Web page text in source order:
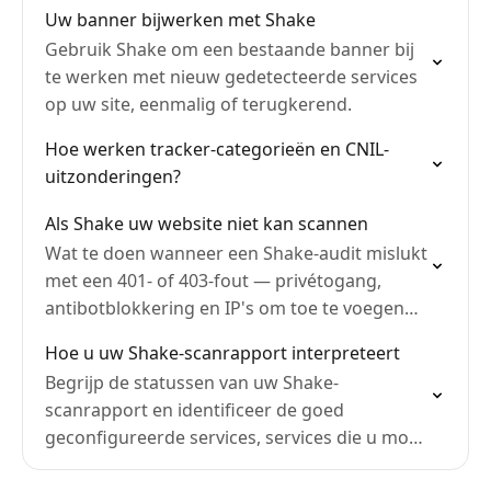
Uw banner bijwerken met Shake
Gebruik Shake om een bestaande banner bij
te werken met nieuw gedetecteerde services
op uw site, eenmalig of terugkerend.
Hoe werken tracker-categorieën en CNIL-
uitzonderingen?
Als Shake uw website niet kan scannen
Wat te doen wanneer een Shake-audit mislukt
met een 401- of 403-fout — privétogang,
antibotblokkering en IP's om toe te voegen
Hoe u uw Shake-scanrapport interpreteert
Begrijp de statussen van uw Shake-
scanrapport en identificeer de goed
geconfigureerde services, services die u moet
controleren of services die niet conform zijn.